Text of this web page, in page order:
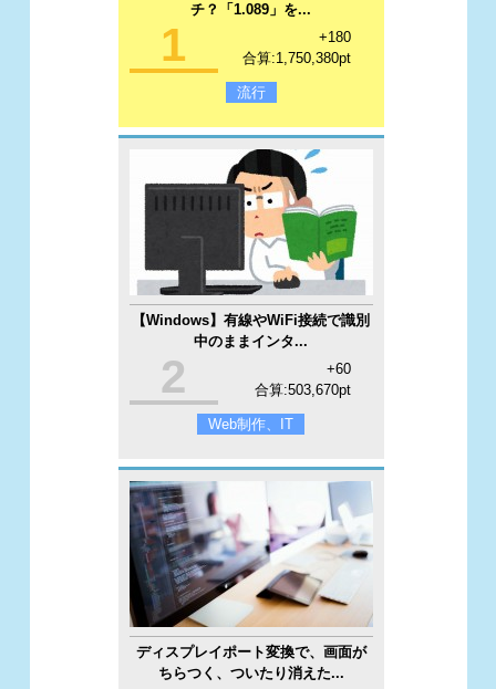
チ？「1.089」を...
1
+180
合算:1,750,380pt
流行
【Windows】有線やWiFi接続で識別
中のままインタ...
2
+60
合算:503,670pt
Web制作、IT
ディスプレイポート変換で、画面が
ちらつく、ついたり消えた...